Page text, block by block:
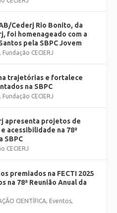
Cederj Rio Bonito, da
foi homenageado com a
pela SBPC Jovem
, Fundação CECIERJ
trajetórias e fortalece
na SBPC
, Fundação CECIERJ
apresenta projetos de
acessibilidade na 78ª
SBPC
CECIERJ
premiados na FECTI 2025
na 78ª Reunião Anual da
CIENTÍFICA, Eventos,